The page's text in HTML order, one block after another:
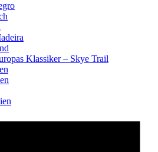
Klassiker – Skye Trail